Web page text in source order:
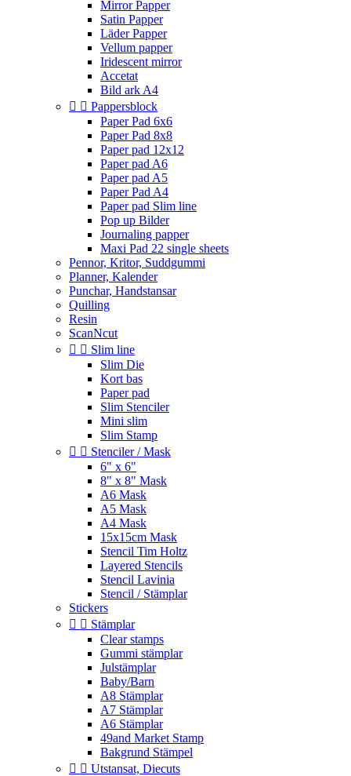
Mirror Papper
Satin Papper
Läder Papper
Vellum papper
Iridescent mirror
Accetat
Bild ark A4
  Pappersblock
Paper Pad 6x6
Paper Pad 8x8
Paper pad 12x12
Paper pad A6
Paper pad A5
Paper Pad A4
Paper pad Slim line
Pop up Bilder
Journaling papper
Maxi Pad 22 single sheets
Pennor, Kritor, Suddgummi
Planner, Kalender
Punchar, Handstansar
Quilling
Resin
ScanNcut
  Slim line
Slim Die
Kort bas
Paper pad
Slim Stenciler
Mini slim
Slim Stamp
  Stenciler / Mask
6" x 6"
8" x 8" Mask
A6 Mask
A5 Mask
A4 Mask
15x15cm Mask
Stencil Tim Holtz
Layered Stencils
Stencil Lavinia
Stencil / Stämplar
Stickers
  Stämplar
Clear stamps
Gummi stämplar
Julstämplar
Baby/Barn
A8 Stämplar
A7 Stämplar
A6 Stämplar
49and Market Stamp
Bakgrund Stämpel
  Utstansat, Diecuts